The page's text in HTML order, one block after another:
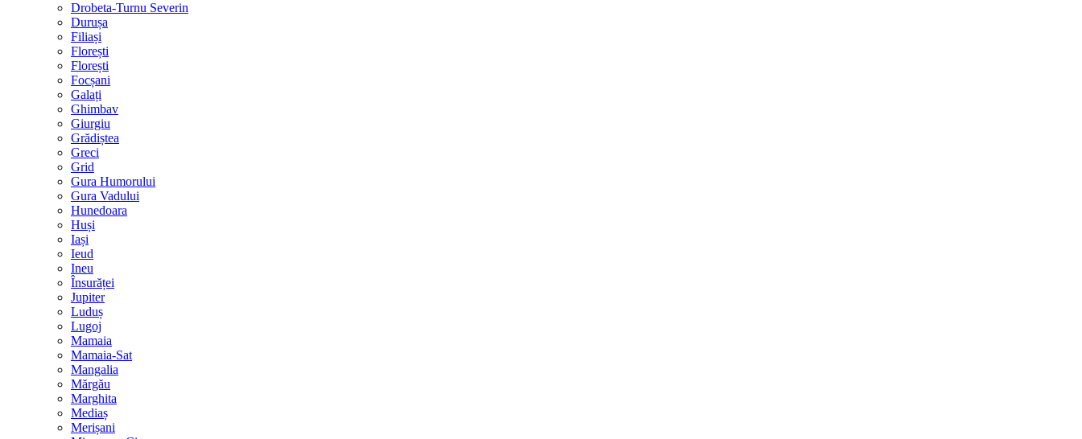
Drobeta-Turnu Severin
Durușa
Filiași
Florești
Florești
Focșani
Galați
Ghimbav
Giurgiu
Grădiștea
Greci
Grid
Gura Humorului
Gura Vadului
Hunedoara
Huși
Iași
Ieud
Ineu
Însurăței
Jupiter
Luduș
Lugoj
Mamaia
Mamaia-Sat
Mangalia
Mărgău
Marghita
Mediaș
Merișani